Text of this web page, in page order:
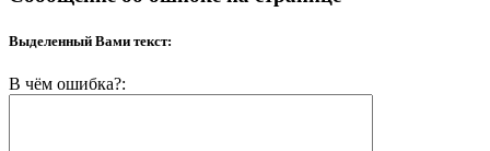
Выделенный Вами текст:
В чём ошибка?: